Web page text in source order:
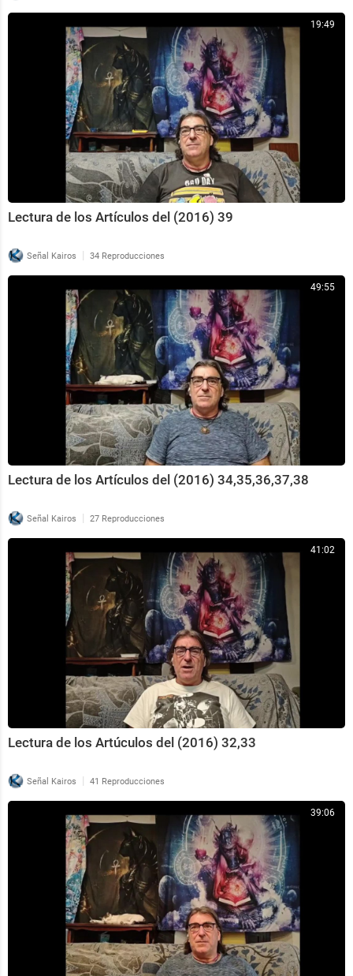
19:49
Lectura de los Artículos del (2016) 39
Señal Kairos | 34 Reproducciones
49:55
Lectura de los Artículos del (2016) 34,35,36,37,38
Señal Kairos | 27 Reproducciones
41:02
Lectura de los Artúculos del (2016) 32,33
Señal Kairos | 41 Reproducciones
39:06